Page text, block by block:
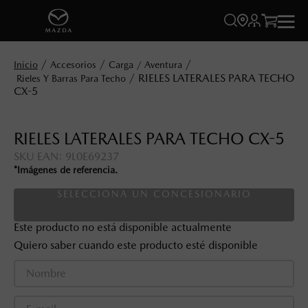
 
Accesorios
Carga / Aventura
Rieles Y Barras Para Techo
RIELES LATERALES PARA TECHO
CX-5
RIELES LATERALES PARA TECHO CX-5
SKU EAN : 9L0E69237
*Imágenes de referencia.
SELECCIONA UN CONCESIONARIO
Este producto no está disponible actualmente
Quiero saber cuando este producto esté disponible